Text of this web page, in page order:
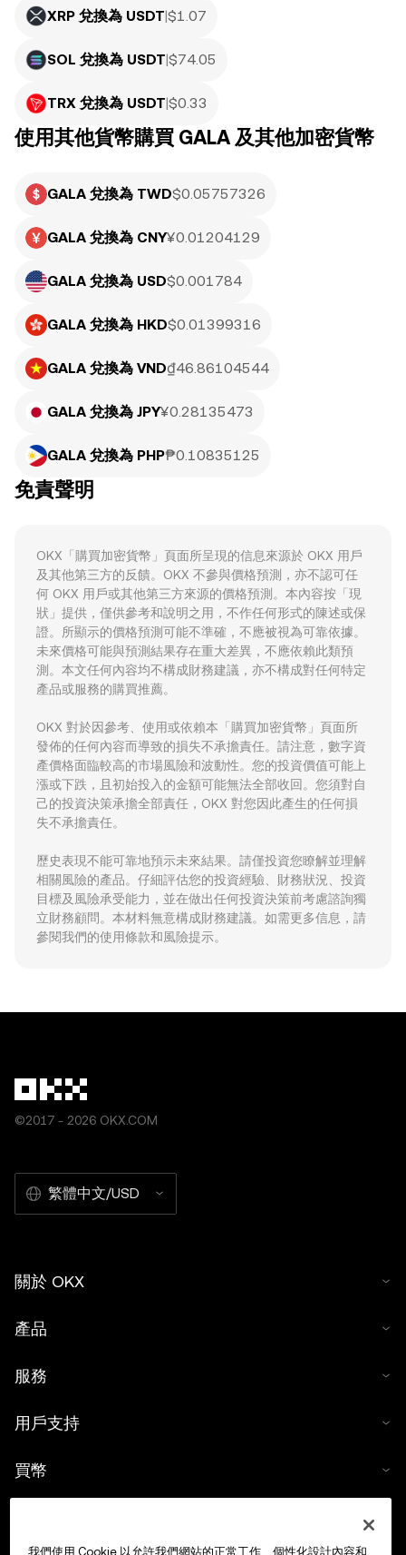
XRP 兌換為 USDT|$1.07
SOL 兌換為 USDT|$74.05
TRX 兌換為 USDT|$0.33
使用其他貨幣購買 GALA 及其他加密貨幣
GALA 兌換為 TWD$0.05757326
GALA 兌換為 CNY¥0.01204129
GALA 兌換為 USD$0.001784
GALA 兌換為 HKD$0.01399316
GALA 兌換為 VND₫46.86104544
GALA 兌換為 JPY¥0.28135473
GALA 兌換為 PHP₱0.10835125
免責聲明
OKX「購買加密貨幣」頁面所呈現的信息來源於 OKX 用戶
及其他第三方的反饋。OKX 不參與價格預測，亦不認可任
何 OKX 用戶或其他第三方來源的價格預測。本內容按「現
狀」提供，僅供參考和說明之用，不作任何形式的陳述或保
證。所顯示的價格預測可能不準確，不應被視為可靠依據。
未來價格可能與預測結果存在重大差異，不應依賴此類預
測。本文任何內容均不構成財務建議，亦不構成對任何特定
產品或服務的購買推薦。
OKX 對於因參考、使用或依賴本「購買加密貨幣」頁面所
發佈的任何內容而導致的損失不承擔責任。請注意，數字資
產價格面臨較高的市場風險和波動性。您的投資價值可能上
漲或下跌，且初始投入的金額可能無法全部收回。您須對自
己的投資決策承擔全部責任，OKX 對您因此產生的任何損
失不承擔責任。
歷史表現不能可靠地預示未來結果。請僅投資您瞭解並理解
相關風險的產品。仔細評估您的投資經驗、財務狀況、投資
目標及風險承受能力，並在做出任何投資決策前考慮諮詢獨
立財務顧問。本材料無意構成財務建議。如需更多信息，請
參閱我們的使用條款和風險提示。
©2017 - 2026 OKX.COM
繁體中文/USD
關於 OKX
產品
服務
用戶支持
買幣
我們使用 Cookie 以允許我們網站的正常工作、個性化設計內容和